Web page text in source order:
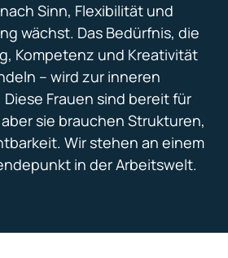
Sinn, Flexibilität und
wächst. Das Bedürfnis, die
Kompetenz und Kreativität
– wird zur inneren
Frauen sind bereit für
sie brauchen Strukturen,
Wir stehen an einem
in der Arbeitswelt.